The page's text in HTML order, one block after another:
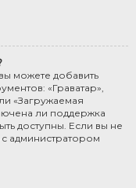
можете добавить
«Граватар»,
«Загружаемая
ли поддержка
доступны. Если вы не
с администратором